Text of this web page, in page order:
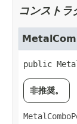
コンストラ
public
非推奨。